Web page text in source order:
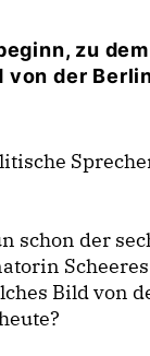
zu dem
von der
schon der
Bild von